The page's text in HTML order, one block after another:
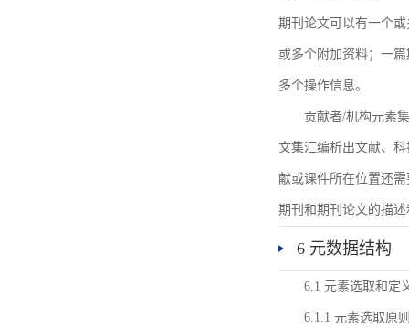
期刊论文可以有一个
或多个附加资料；一
多个操作信息。
贡献者/机构元素
文集汇编析出文献、
献或课件所在位置还
期刊和期刊论文的描
6 元数据结构
6.1 元素选取和定
6.1.1 元素选取原